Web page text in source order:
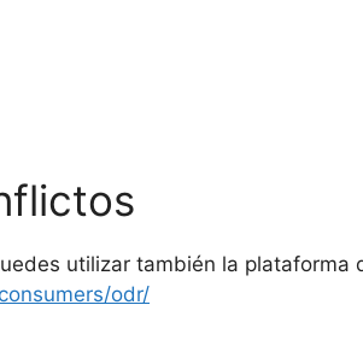
utilizar también la
odr/